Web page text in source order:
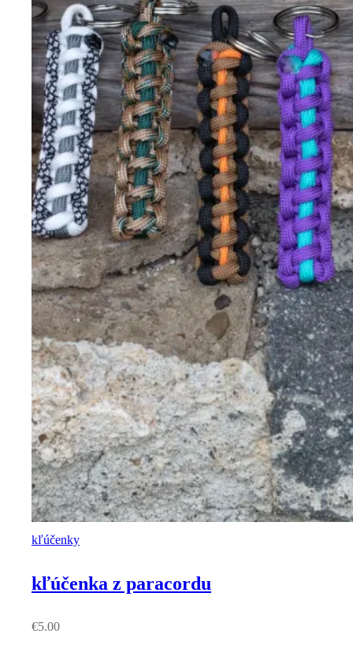
kľúčenky
kľúčenka z paracordu
€5.00